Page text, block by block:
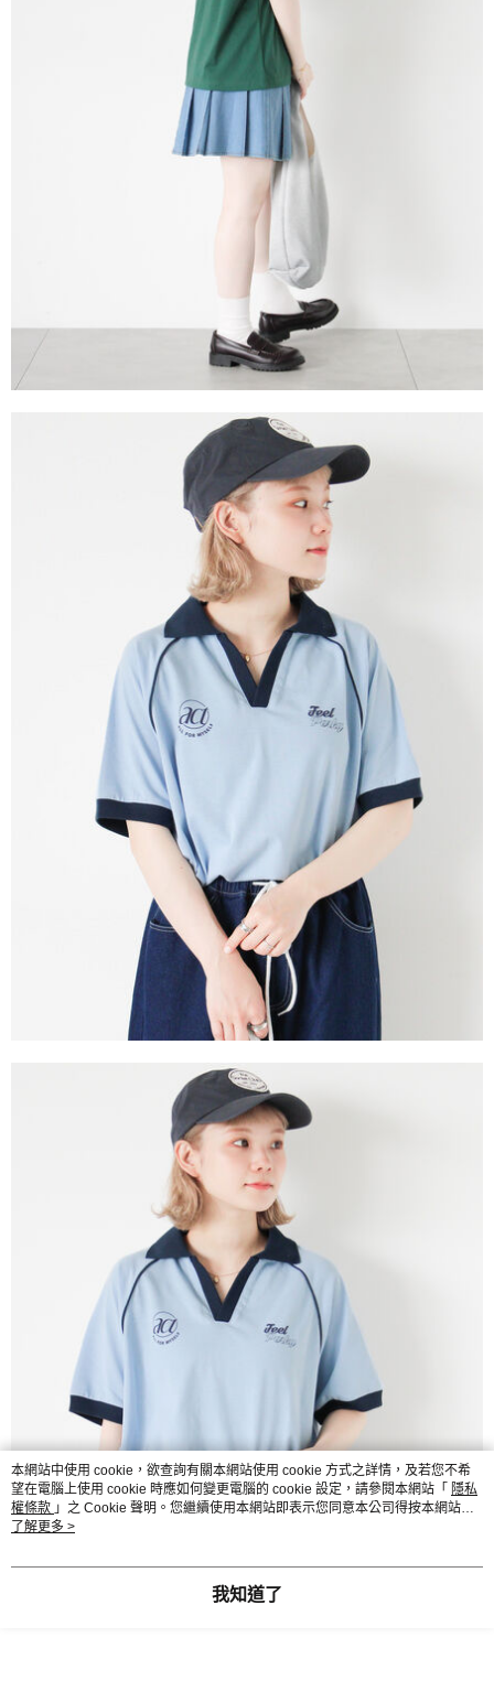
本網站中使用 cookie，欲查詢有關本網站使用 cookie 方式之詳情，及若您不希
望在電腦上使用 cookie 時應如何變更電腦的 cookie 設定，請參閱本網站「 隱私
權條款 」之 Cookie 聲明。您繼續使用本網站即表示您同意本公司得按本網站使
用條款之 Cookie 聲明使用 cookie。
了解更多 >
我知道了